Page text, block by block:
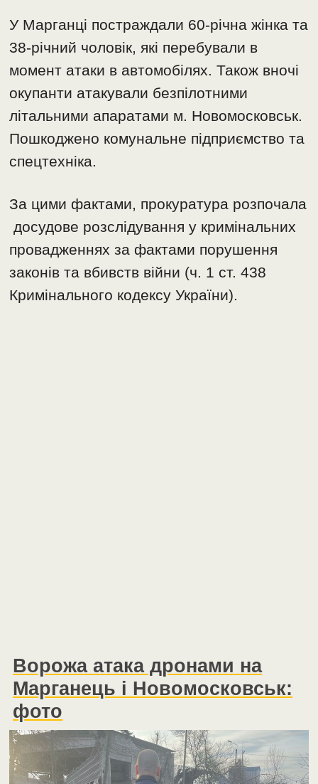
У Марганці постраждали 60-річна жінка та
38-річний чоловік, які перебували в
момент атаки в автомобілях. Також вночі
окупанти атакували безпілотними
літальними апаратами м. Новомосковськ.
Пошкоджено комунальне підприємство та
спецтехніка.
За цими фактами, прокуратура розпочала
досудове розслідування у кримінальних
провадженнях за фактами порушення
законів та вбивств війни (ч. 1 ст. 438
Кримінального кодексу України).
Ворожа атака дронами на
Марганець і Новомосковськ:
фото